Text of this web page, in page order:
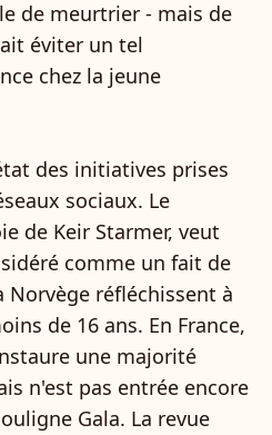
de meurtrier - mais de
éviter un tel
chez la jeune
des initiatives prises
sociaux. Le
de Keir Starmer, veut
comme un fait de
Norvège réfléchissent à
de 16 ans. En France,
une majorité
n'est pas entrée encore
Gala. La revue